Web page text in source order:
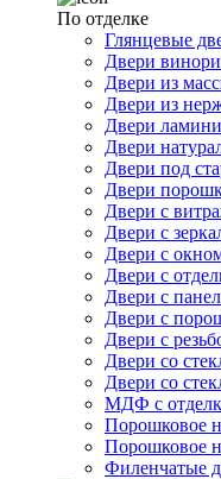
По отделке
Глянцевые
Двери
Двери из
Двери из
Двери
Двери
Двери под
Двери
Двери с
Двери с
Двери с
Двери с
Двери с
Двери с
Двери с
Двери со
Двери со
МДФ с
Порошковое
Порошковое
Филенчатые